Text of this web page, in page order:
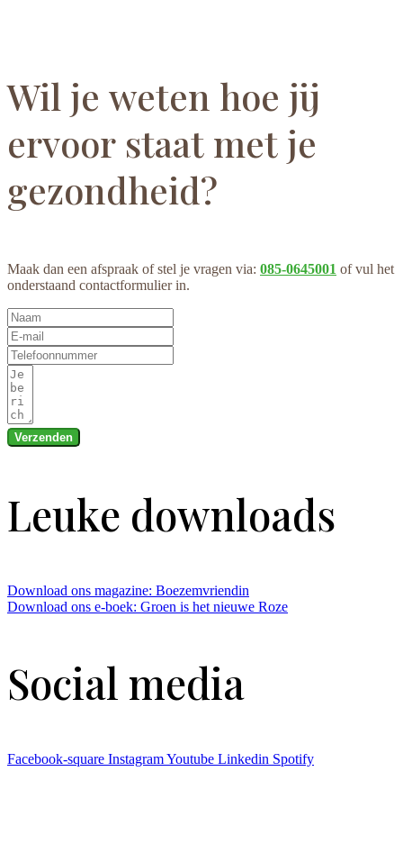
Wil je weten hoe jij
ervoor staat met je
gezondheid?
Maak dan een afspraak of stel je vragen via: 085-0645001 of vul het
onderstaand contactformulier in.
Verzenden
Leuke downloads
Download ons magazine: Boezemvriendin
Download ons e-boek: Groen is het nieuwe Roze
Social media
Facebook-square InstagramYoutube Linkedin Spotify